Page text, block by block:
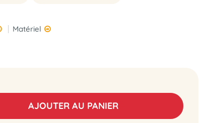
Matériel
AJOUTER AU PANIER